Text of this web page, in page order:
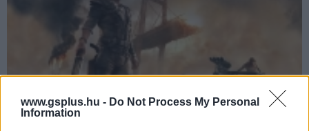
www.gsplus.hu - Do Not Process My Personal
Information